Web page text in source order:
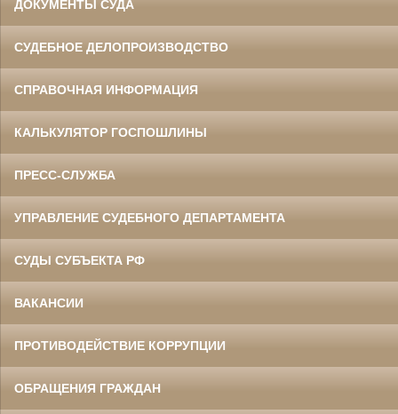
ДОКУМЕНТЫ СУДА
СУДЕБНОЕ ДЕЛОПРОИЗВОДСТВО
СПРАВОЧНАЯ ИНФОРМАЦИЯ
КАЛЬКУЛЯТОР ГОСПОШЛИНЫ
ПРЕСС-СЛУЖБА
УПРАВЛЕНИЕ СУДЕБНОГО ДЕПАРТАМЕНТА
СУДЫ СУБЪЕКТА РФ
ВАКАНСИИ
ПРОТИВОДЕЙСТВИЕ КОРРУПЦИИ
ОБРАЩЕНИЯ ГРАЖДАН